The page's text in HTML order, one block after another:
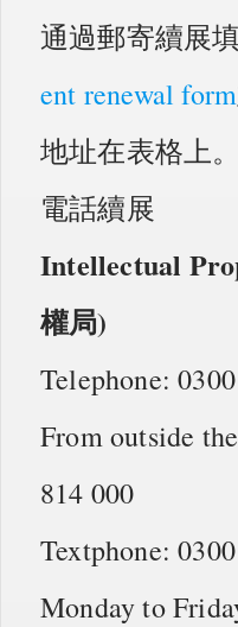
通過郵寄續展
ent renewal form
地址在表格上。
電話續展
Intellectual
權局)
Telephone:
From outside
814 000
Textphone:
Monday to